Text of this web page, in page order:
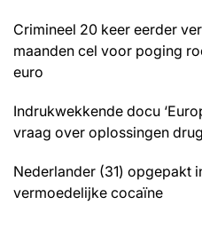
Crimineel 20 keer eerder
maanden cel voor poging
euro
Indrukwekkende docu
vraag over oplossingen
Nederlander (31) opgepakt
vermoedelijke cocaïne